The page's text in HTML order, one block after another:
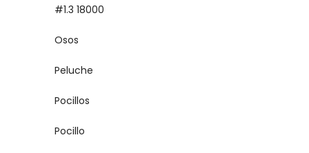
#1.3 18000
Osos
Peluche
Pocillos
Pocillo